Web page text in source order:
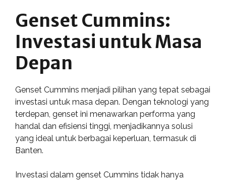
Genset Cummins:
Investasi untuk Masa
Depan
Genset Cummins menjadi pilihan yang tepat sebagai
investasi untuk masa depan. Dengan teknologi yang
terdepan, genset ini menawarkan performa yang
handal dan efisiensi tinggi, menjadikannya solusi
yang ideal untuk berbagai keperluan, termasuk di
Banten.
Investasi dalam genset Cummins tidak hanya